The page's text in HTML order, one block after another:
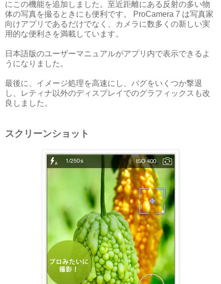
にこの機能を追加しました。至近距離にある反射の多い物
体の写真を撮るときにも便利です。 ProCamera 7 は写真家
向けアプリであるだけでなく、カメラに数多くの新しい実
用的な便利さを満載しています。
日本語版のユーザーマニュアルがアプリ内で表示できるよ
うになりました。
最後に、イメージ処理を高速にし、バグをいくつか撃退
し、レティナ以外のディスプレイでのグラフィックスも改
良しました。
スクリーンショット